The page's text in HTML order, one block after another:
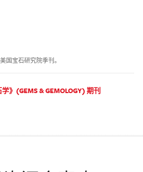
美国宝石研究院季刊。
》(GEMS & GEMOLOGY) 期刊